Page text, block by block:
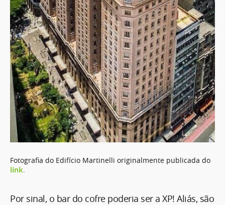
Fotografia do Edifício Martinelli originalmente publicada do
link.
Por sinal, o bar do cofre poderia ser a XP! Aliás, são